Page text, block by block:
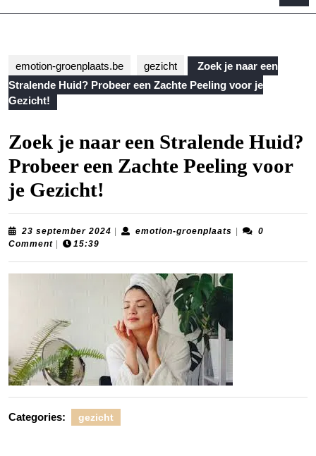
emotion-groenplaats.be gezicht
Zoek je naar een
Stralende Huid? Probeer een Zachte Peeling voor je
Gezicht!
Zoek je naar een Stralende Huid?
Probeer een Zachte Peeling voor
je Gezicht!
23 september 2024 23
emotion-groenplaats emotion-
0
Comment
15:39
Categories: gezicht